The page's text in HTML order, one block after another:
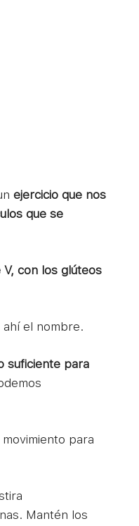
ejercicio que nos
que se
con los glúteos
el nombre.
suficiente para
para
Mantén los